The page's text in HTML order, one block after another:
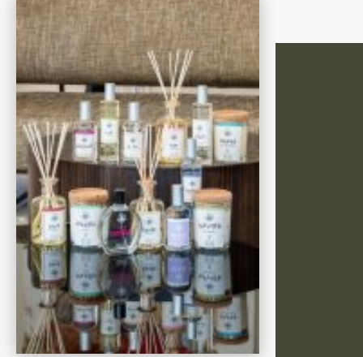
La Maison du Savon de Marseille
145 avenue Louis Montagnat,
ZAC Chalençon 2,
84270 Vedène en Provence
LA MARQUE
LES PRODUITS
LA FRANCHISE